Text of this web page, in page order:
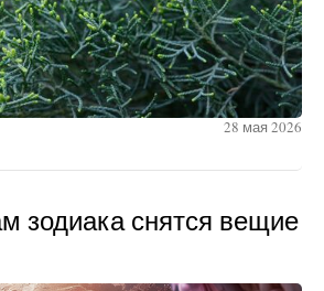
28 мая 2026
зодиака снятся вещие